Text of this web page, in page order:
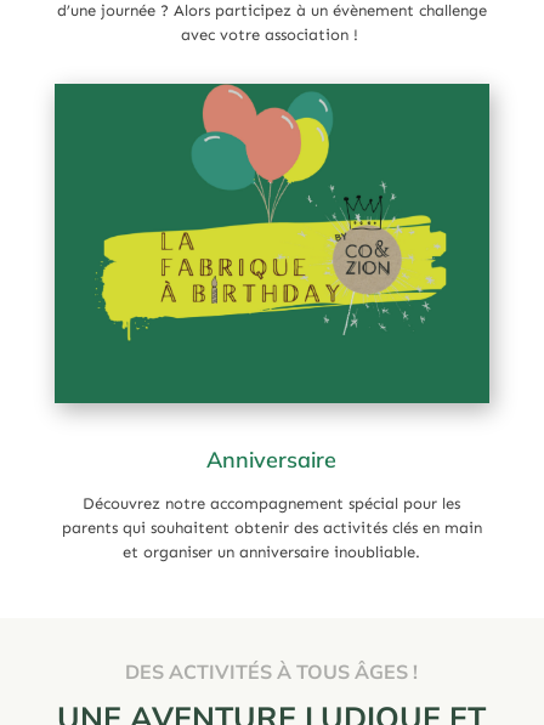
d’une journée ? Alors participez à un évènement challenge
avec votre association !
Anniversaire
Découvrez notre accompagnement spécial pour les
parents qui souhaitent obtenir des activités clés en main
et organiser un anniversaire inoubliable.
DES ACTIVITÉS À TOUS ÂGES !
UNE AVENTURE LUDIQUE ET